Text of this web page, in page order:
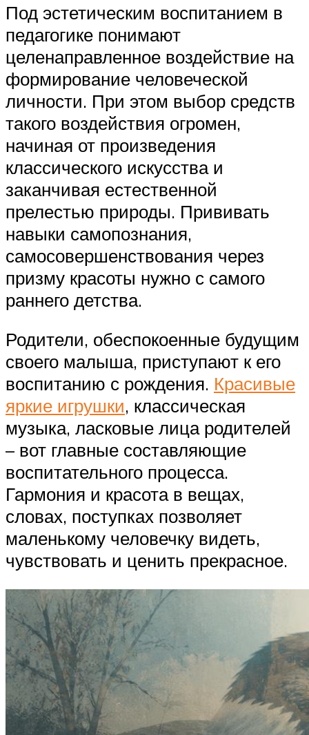
Под эстетическим воспитанием в
педагогике понимают
целенаправленное воздействие на
формирование человеческой
личности. При этом выбор средств
такого воздействия огромен,
начиная от произведения
классического искусства и
заканчивая естественной
прелестью природы. Прививать
навыки самопознания,
самосовершенствования через
призму красоты нужно с самого
раннего детства.
Родители, обеспокоенные будущим
своего малыша, приступают к его
воспитанию с рождения. Красивые
яркие игрушки, классическая
музыка, ласковые лица родителей
– вот главные составляющие
воспитательного процесса.
Гармония и красота в вещах,
словах, поступках позволяет
маленькому человечку видеть,
чувствовать и ценить прекрасное.